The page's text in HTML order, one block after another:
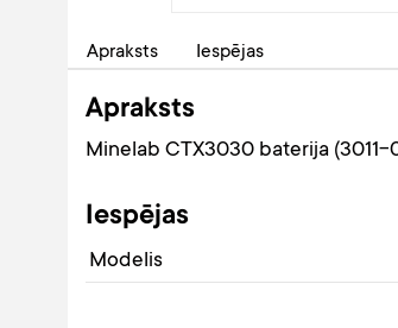
Apraksts Iespējas
Apraksts
Minelab CTX3030 baterija (3011-
Iespējas
Modelis